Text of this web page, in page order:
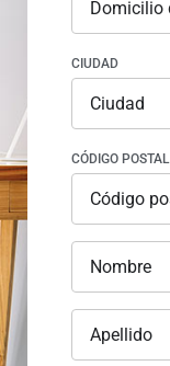
CIUDAD
CÓDIGO POSTAL